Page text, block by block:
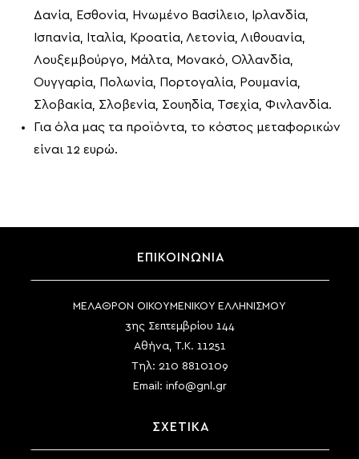
Δανία, Εσθονία, Ηνωμένο Βασίλειο, Ιρλανδία,
Ισπανία, Ιταλία, Κροατία, Λετονία, Λιθουανία,
Λουξεμβούργο, Μάλτα, Μονακό, Ολλανδία,
Ουγγαρία, Πολωνία, Πορτογαλία, Ρουμανία,
Σλοβακία, Σλοβενία, Σουηδία, Τσεχία, Φινλανδία.
Για όλα μας τα προϊόντα, το κόστος μεταφορικών
είναι 12 ευρώ.
ΕΠΙΚΟΙΝΩΝΙΑ
ΜΕΛΑΘΡΟΝ ΟΙΚΟΥΜΕΝΙΚΟΥ ΕΛΛΗΝΙΣΜΟΥ
3ης Σεπτεμβρίου 144
Αθήνα, Τ.Κ. 11251
Τηλ: 210 8810109
Email: info@gnl.gr
ΣΧΕΤΙΚΑ